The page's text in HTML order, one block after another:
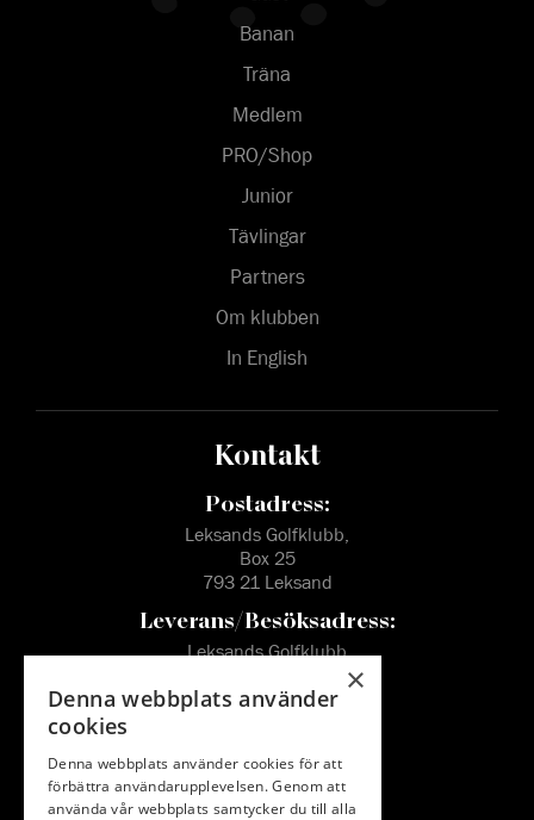
Banan
Träna
Medlem
PRO/Shop
Junior
Tävlingar
Partners
Om klubben
In English
Kontakt
Postadress:
Leksands Golfklubb,
Box 25
793 21 Leksand
Leverans/Besöksadress:
Leksands Golfklubb
Vargnäs, Pros Lars väg 29
793 90 Leksand
0247-146 40
Bankgiro: 798-8579
×
Denna webbplats använder
cookies
Denna webbplats använder cookies för att
förbättra användarupplevelsen. Genom att
använda vår webbplats samtycker du till alla